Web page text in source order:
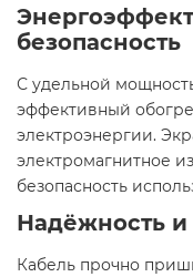
безопасность
С удельной
эффективный
электроэнергии.
электромагнитное
безопасность
Надёжность и
Кабель прочно